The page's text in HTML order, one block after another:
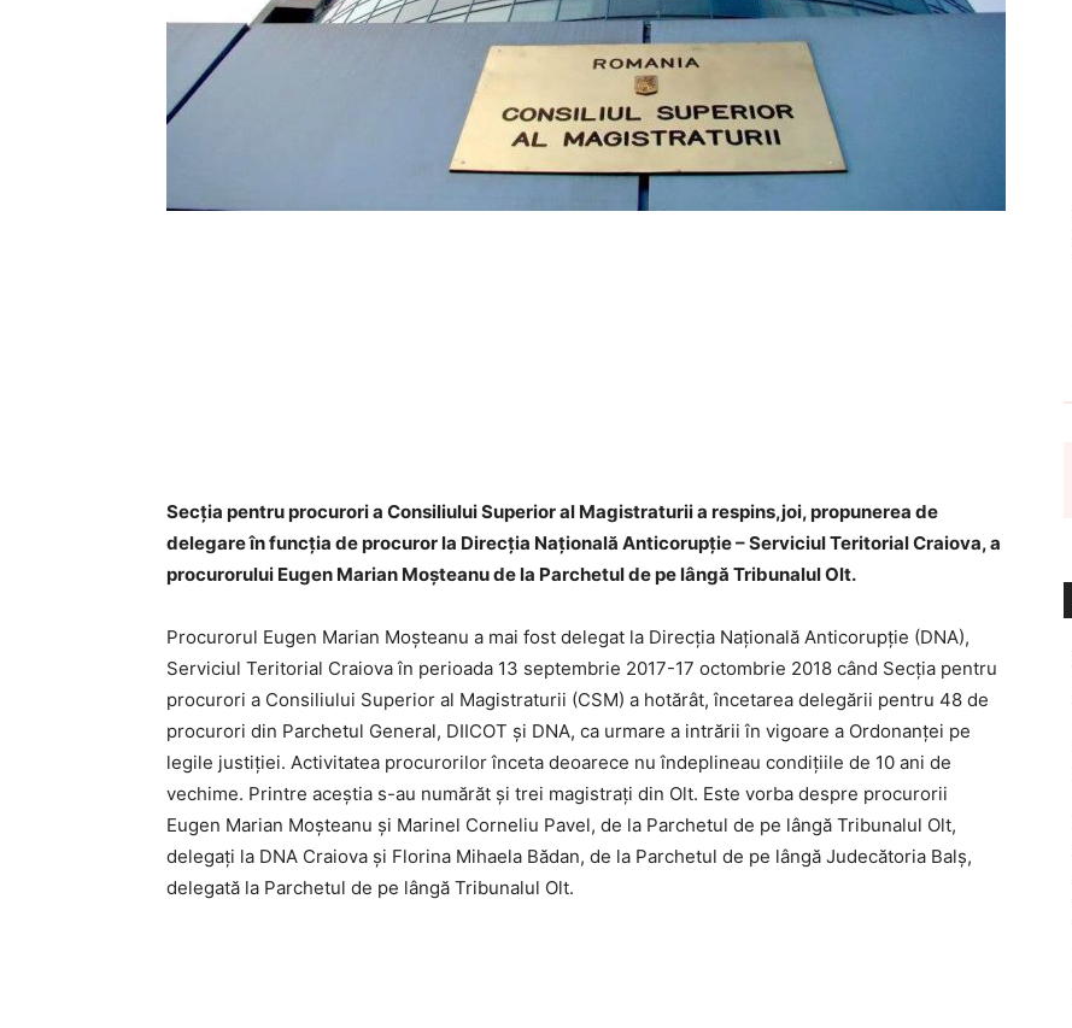
Secţia pentru procurori a Consiliului Superior al Magistraturii a respins,joi, propunerea de
delegare în funcţia de procurorla Direcţia Naţională Anticorupţie – Serviciul Teritorial Craiova, a
procurorului Eugen Marian Moșteanu de la Parchetul de pe lângă Tribunalul Olt.
Procurorul Eugen Marian Moșteanu a mai fost delegat la Direcția Națională Anticorupție (DNA),
Serviciul Teritorial Craiova în perioada 13 septembrie 2017-17 octombrie 2018 când Secţia pentru
procurori a Consiliului Superior al Magistraturii (CSM) a hotărât, încetarea delegării pentru 48 de
procurori din Parchetul General, DIICOT şi DNA, ca urmare a intrării în vigoare a Ordonanţei pe
legile justiţiei. Activitatea procurorilor înceta deoarece nu îndeplineau condiţiile de 10 ani de
vechime. Printre aceștia s-au numărăt și trei magistrați din Olt. Este vorba despre procurorii
Eugen Marian Moșteanu și Marinel Corneliu Pavel, de la Parchetul de pe lângă Tribunalul Olt,
delegați la DNA Craiova și Florina Mihaela Bădan, de la Parchetul de pe lângă Judecătoria Balș,
delegată la Parchetul de pe lângă Tribunalul Olt.